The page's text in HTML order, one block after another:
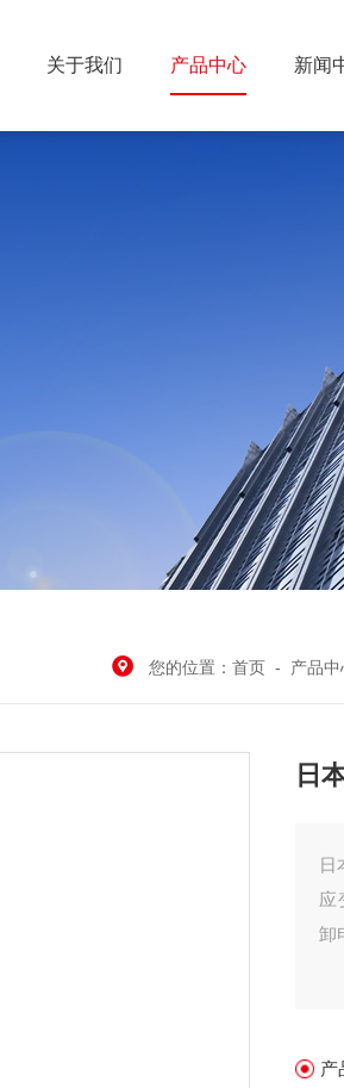
关于我们 产品中心 新闻
您的位置：首页 - 产品
日
日
应
卸
产